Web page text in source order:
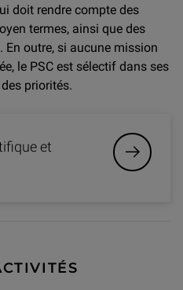
doit rendre compte des
termes, ainsi que des
En outre, si aucune mission
le PSC est sélectif dans ses
priorités.
et